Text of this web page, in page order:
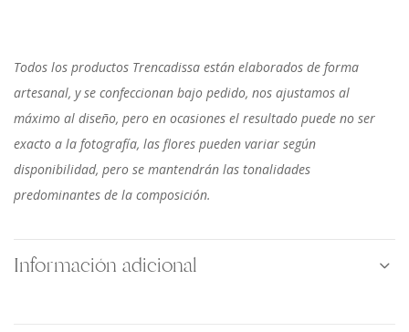
Todos los productos Trencadissa están elaborados de forma
artesanal, y se confeccionan bajo pedido, nos ajustamos al
máximo al diseño, pero en ocasiones el resultado puede no ser
exacto a la fotografía, las flores pueden variar según
disponibilidad, pero se mantendrán las tonalidades
predominantes de la composición.
Información adicional